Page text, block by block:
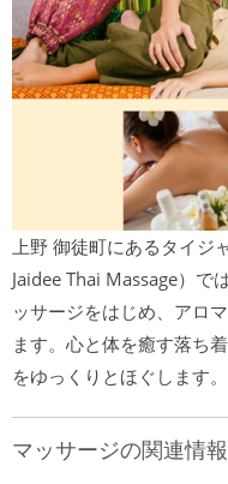
上野 御徒町にあるタイジ
Jaidee Thai Massage）で
ッサージをはじめ、アロ
ます。心と体を癒す落ち
をゆっくりとほぐします
マッサージの関連情報